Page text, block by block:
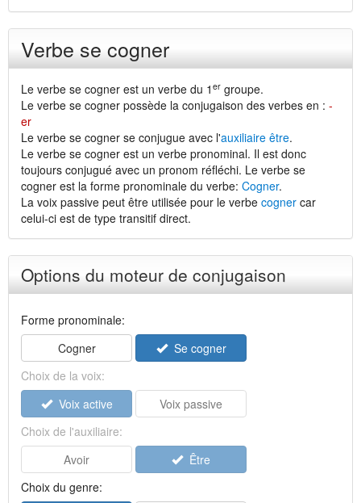
Verbe se cogner
Le verbe se cogner est un verbe du 1 er groupe.
Le verbe se cogner possède la conjugaison des verbes en : -
er
Le verbe se cogner se conjugue avec l'auxiliaire être.
Le verbe se cogner est un verbe pronominal. Il est donc
toujours conjugué avec un pronom réfléchi. Le verbe se
cogner est la forme pronominale du verbe: Cogner.
La voix passive peut être utilisée pour le verbe cogner car
celui-ci est de type transitif direct.
Options du moteur de conjugaison
Forme pronominale:
Cogner
Se cogner
Choix de la voix:
Voix active
Voix passive
Choix de l'auxiliaire:
Avoir
Être
Choix du genre: